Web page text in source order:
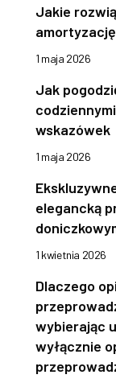
Jakie
1 maja 2026
Jak
wskazówek
1 maja 2026
elegancką
1 kwietnia 2026
Dlaczego
wybierając
wyłącznie